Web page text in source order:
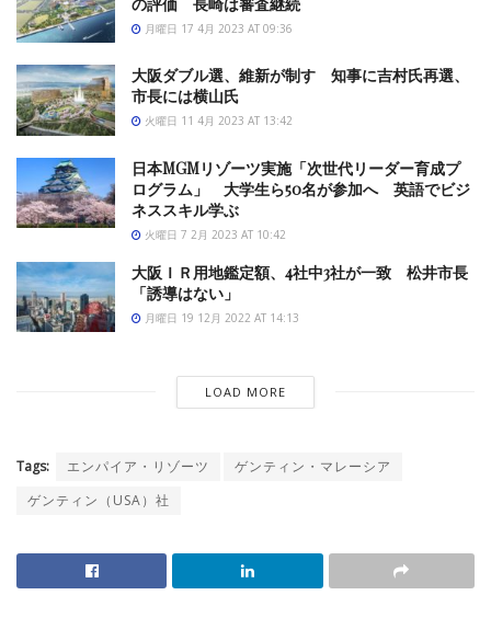
月曜日 17 4月 2023 AT 09:36
大阪ダブル選、維新が制す 知事に吉村氏再選、
市長には横山氏
火曜日 11 4月 2023 AT 13:42
日本MGMリゾーツ実施「次世代リーダー育成プ
ログラム」 大学生ら50名が参加へ 英語でビジ
ネススキル学ぶ
火曜日 7 2月 2023 AT 10:42
大阪ＩＲ用地鑑定額、4社中3社が一致 松井市長
「誘導はない」
月曜日 19 12月 2022 AT 14:13
LOAD MORE
Tags: エンパイア・リゾーツ
ゲンティン・マレーシア
ゲンティン（USA）社